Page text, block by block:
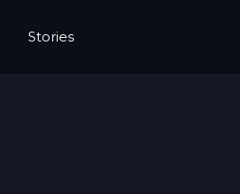
Stories